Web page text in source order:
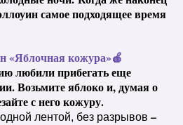
самое подходящее время
«Яблочная кожура»🍎
любили прибегать еще
Возьмите яблоко и, думая о
с него кожуру.
лентой, без разрывов –